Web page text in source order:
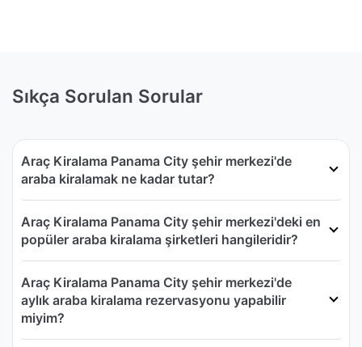
Sıkça Sorulan Sorular
Araç Kiralama Panama City şehir merkezi'de
araba kiralamak ne kadar tutar?
Araç Kiralama Panama City şehir merkezi'deki en
popüler araba kiralama şirketleri hangileridir?
Araç Kiralama Panama City şehir merkezi'de
aylık araba kiralama rezervasyonu yapabilir
miyim?